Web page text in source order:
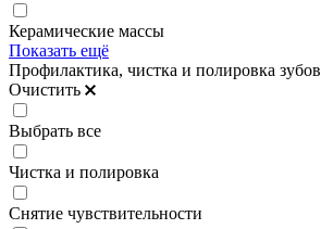
Керамические массы
Показать ещё
Профилактика, чистка и полировка зубов
Очистить
Выбрать все
Чистка и полировка
Снятие чувствительности